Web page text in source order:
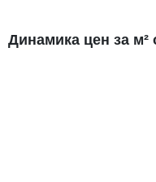
Динамика цен за м²